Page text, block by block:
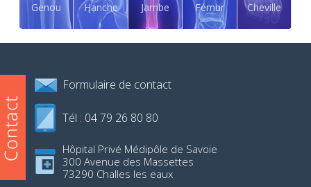
Genou Hanche Jambe Fémur Cheville
Formulaire de contact
Tél : 04 79 26 80 80
Hôpital Privé Médipôle de Savoie
300 Avenue des Massettes
73290 Challes les eaux